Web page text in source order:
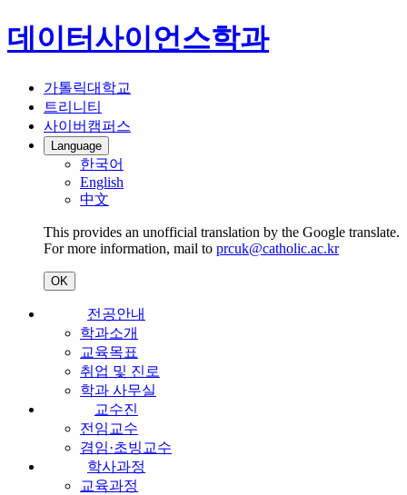
데이터사이언스학과
가톨릭대학교
트리니티
사이버캠퍼스
Language
한국어
English
中文
This provides an unofficial translation by the Google translate.
For more information, mail to prcuk@catholic.ac.kr
OK
전공안내
학과소개
교육목표
취업 및 진로
학과 사무실
교수진
전임교수
겸임·초빙교수
학사과정
교육과정